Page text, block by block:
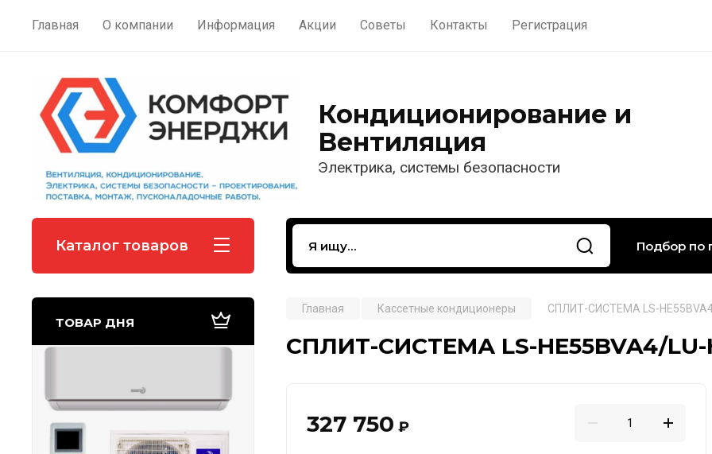
Главная О компании Информация Акции Советы Контакты Регистрация
Кондиционирование и
Вентиляция
Электрика, системы безопасности
Каталог товаров Подбор по
ТОВАР ДНЯ
Главная Кассетные кондиционеры СПЛИТ-СИСТЕМА LS-
СПЛИТ-СИСТЕМА LS-HE55BVA4/LU-
327 750 ₽